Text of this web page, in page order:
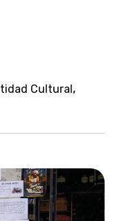
Cultural ,